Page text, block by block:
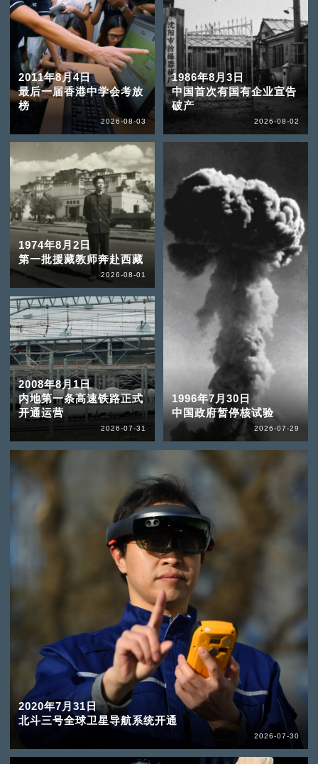
2011年8月4日
最后一届香港中学会考放
榜
2026-08-03
1986年8月3日
中国首次有国有企业宣告
破产
2026-08-02
1974年8月2日
第一批援藏教师奔赴西藏
2026-08-01
2008年8月1日
内地第一条高速铁路正式
开通运营
2026-07-31
2020年7月31日
北斗三号全球卫星导航系统开通
2026-07-30
1996年7月30日
中国政府暂停核试验
2026-07-29